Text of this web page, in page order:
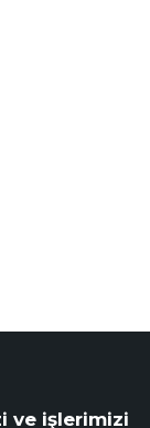
ve işlerimizi